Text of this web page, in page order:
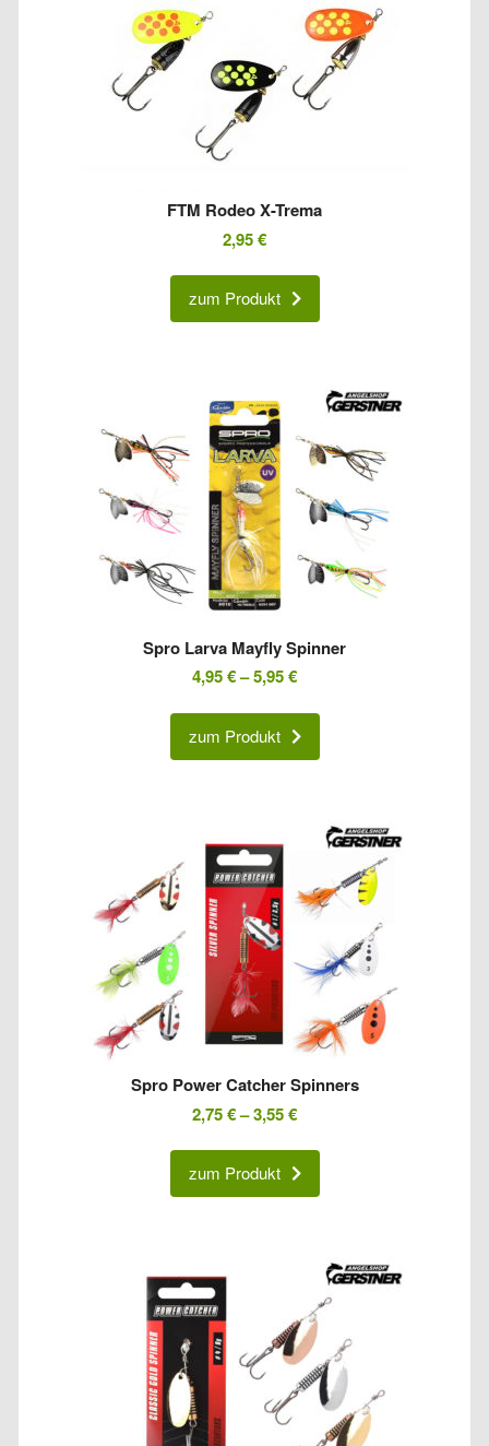
FTM Rodeo X-Trema
2,95€
zum Produkt
Spro Larva Mayfly Spinner
4,95€–5,95€
zum Produkt
Spro Power Catcher Spinners
2,75€–3,55€
zum Produkt